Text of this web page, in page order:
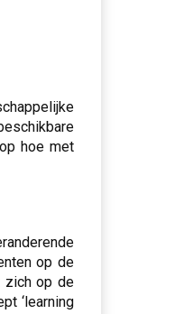
hoe met
op de
zich op de
‘learning